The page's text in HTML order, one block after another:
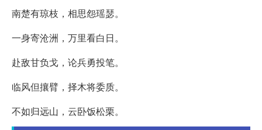
南楚有琼枝，相思怨瑶瑟。
一身寄沧洲，万里看白日。
赴敌甘负戈，论兵勇投笔。
临风但攘臂，择木将委质。
不如归远山，云卧饭松栗。